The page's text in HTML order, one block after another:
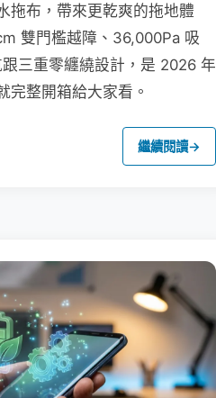
拖布，帶來更乾爽的拖地體
雙門檻越障、36,000Pa 吸
三重零纏繞設計，是 2026 年
完整開箱給大家看。
繼續閱讀→